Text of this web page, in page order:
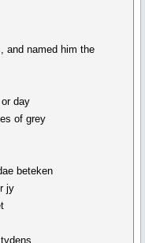
and named him the
day
of grey
beteken
jy